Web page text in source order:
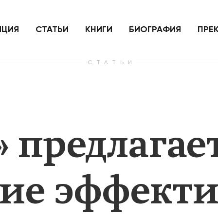
нанесенный по самим себе
СТАТЬИ КНИГИ БИОГРАФИЯ
СТАТЬИ